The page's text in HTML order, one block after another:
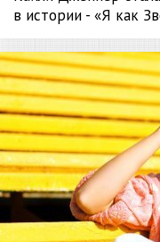
в истории - «Я как